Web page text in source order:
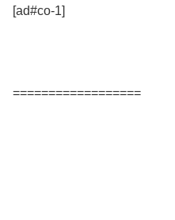
[ad#co-1]
==================